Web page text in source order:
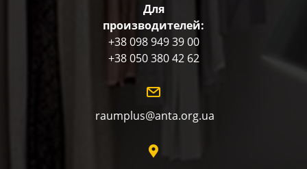
Для
производителей:
+38 098 949 39 00
+38 050 380 42 62
raumplus@anta.org.ua